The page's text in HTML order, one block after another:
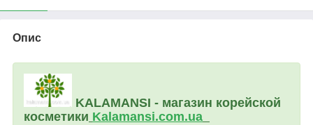
Опис
KALAMANSI - магазин корейской
косметики Kalamansi.com.ua